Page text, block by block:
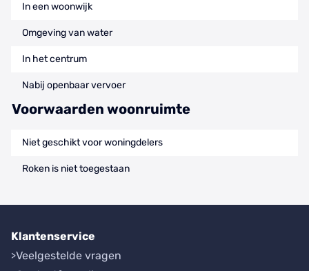
In een woonwijk
Omgeving van water
In het centrum
Nabij openbaar vervoer
Voorwaarden woonruimte
Niet geschikt voor woningdelers
Roken is niet toegestaan
Klantenservice
Veelgestelde vragen